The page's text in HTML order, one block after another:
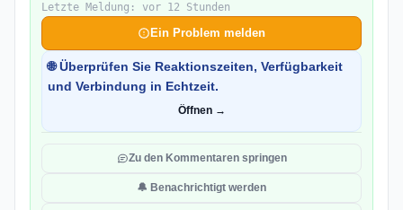
Letzte Meldung: vor 12 Stunden
Ein Problem melden
🌐 Überprüfen Sie Reaktionszeiten, Verfügbarkeit
und Verbindung in Echtzeit.
Öffnen →
Zu den Kommentaren springen
🔔 Benachrichtigt werden